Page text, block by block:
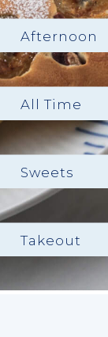
Afternoon
All Time
Sweets
Takeout